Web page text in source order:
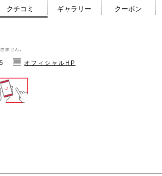
クチコミ ギャラリー クーポン
オフィシャルHP